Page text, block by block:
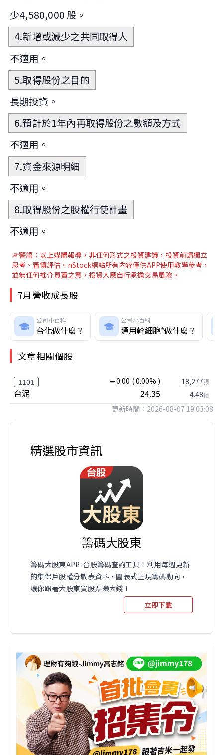
少4,580,000 股。
4.新增或減少之共同取得人
不適用。
5.取得股份之目的
長期投資。
6.預計於1年內再取得股份之數額及方式
不適用。
7.資金來源明細
不適用。
8.取得股份之股權行使計畫
不適用。
☞警語：以上媒體報導 ，非任何形式之投資建議，投資前請獨立
思考、審慎評估。nStock網站所有內容僅供APP使用教學參考，
並無任何推介買賣之意，投資人應自行承擔交易風險。
7月營收成長股
公司小百科
台化做什麼？
公司小百科
通用幹細胞*做什麼？
文章相關個股
1101 0.00 ( 0.00% )
台泥 24.35
18,277張
4.48億
更新時間：2026-08-07 19:03:08
精選股市資訊
籌碼大股東
籌碼大股東APP-台股籌碼查詢工具！利用每週更新
的集保戶股權分散表資料，圖表式呈現籌碼動向，
讓你跟著大股東買股票賺大錢！
立即下載